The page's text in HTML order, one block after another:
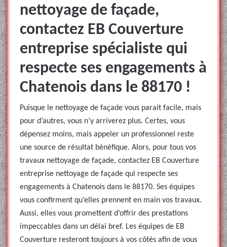
nettoyage de façade,
contactez EB Couverture
entreprise spécialiste qui
respecte ses engagements à
Chatenois dans le 88170 !
Puisque le nettoyage de façade vous parait facile, mais
pour d’autres, vous n’y arriverez plus. Certes, vous
dépensez moins, mais appeler un professionnel reste
une source de résultat bénéfique. Alors, pour tous vos
travaux nettoyage de façade, contactez EB Couverture
entreprise nettoyage de façade qui respecte ses
engagements à Chatenois dans le 88170. Ses équipes
vous confirment qu’elles prennent en main vos travaux.
Aussi, elles vous promettent d’offrir des prestations
impeccables dans un délai bref. Les équipes de EB
Couverture resteront toujours à vos côtés afin de vous